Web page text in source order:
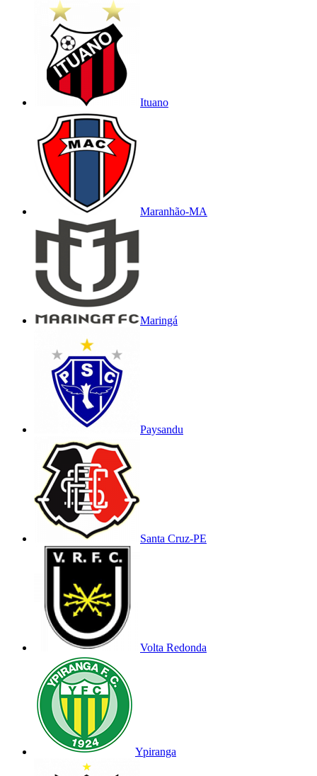
Ituano
Maranhão-MA
Maringá
Paysandu
Santa Cruz-PE
Volta Redonda
Ypiranga